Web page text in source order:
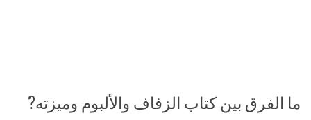
ما الفرق بين كتاب الزفاف والألبوم وميزته?